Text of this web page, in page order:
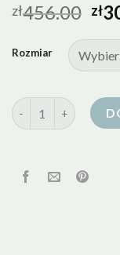
zł456.00 zł
Rozmiar
ilość kurtka